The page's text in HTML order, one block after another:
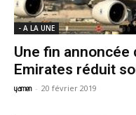
- A LA UNE
Une fin annoncée
Emirates réduit
yamen - 20 février 2019